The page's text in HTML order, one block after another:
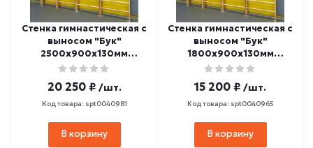
Стенка гимнастическая с
выносом "Бук"
2500х900х130мм
(боковины и
деталях) СТП-36
20 250 ₽ /шт.
Код товара: spt0040981
В корзину
Стенка гимнастическая с
выносом "Бук"
1800х900х130мм
(боковины и
деталях) СТП-20
15 200 ₽ /шт.
Код товара: spt0040965
В корзину